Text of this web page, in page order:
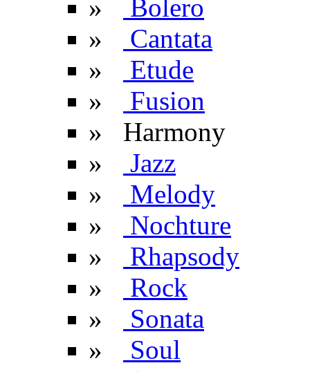
»
Bolero
»
Cantata
»
Etude
»
Fusion
» Harmony
»
Jazz
»
Melody
»
Nochture
»
Rhapsody
»
Rock
»
Sonata
»
Soul